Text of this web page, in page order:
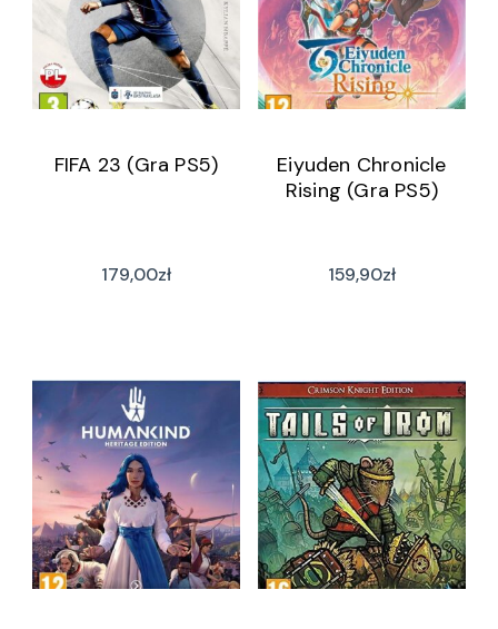
FIFA 23 (Gra PS5)
179,00zł
Eiyuden Chronicle
Rising (Gra PS5)
159,90zł